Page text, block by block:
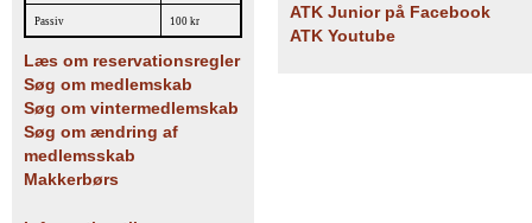
Passiv 100 kr
Læs om reservationsregler
Søg om medlemskab
Søg om vintermedlemskab
Søg om ændring af
medlemsskab
Makkerbørs
ATK Junior på Facebook
ATK Youtube